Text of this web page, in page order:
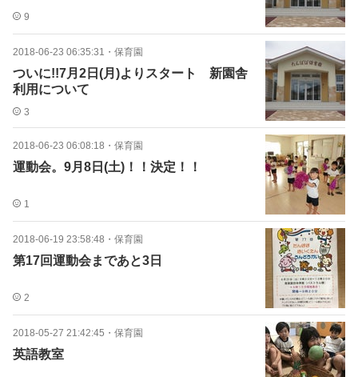
9
2018-06-23 06:35:31 ・ 保育園
ついに!!7月2日(月)よりスタート 新園舎
利用について
3
2018-06-23 06:08:18 ・ 保育園
運動会。9月8日(土)！！決定！！
1
2018-06-19 23:58:48 ・ 保育園
第17回運動会まであと3日
2
2018-05-27 21:42:45 ・ 保育園
英語教室